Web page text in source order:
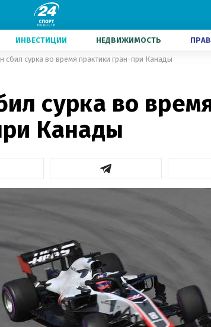
ИНВЕСТИЦИИ НЕДВИЖИМОСТЬ
сбил сурка во время практики гран-при Канады
сурка во
Канады